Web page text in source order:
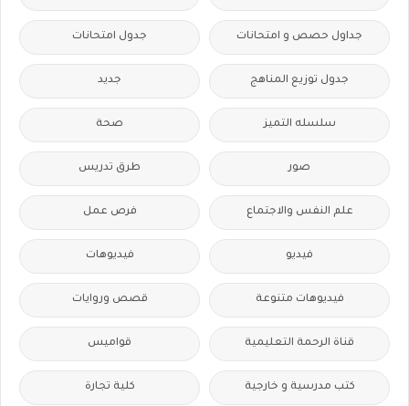
جداول حصص و امتحانات جدول امتحانات
جدول توزيع المناهج جديد
سلسله التميز صحة
صور طرق تدريس
علم النفس والاجتماع فرص عمل
فيديو فيديوهات
فيديوهات متنوعة قصص وروايات
قناة الرحمة التعليمية قواميس
كتب مدرسية و خارجية كلية تجارة